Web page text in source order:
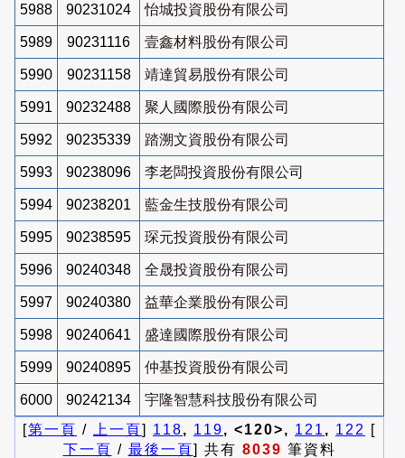
5988 90231024 怡城投資股份有限公司
5989 90231116 壹鑫材料股份有限公司
5990 90231158 靖達貿易股份有限公司
5991 90232488 聚人國際股份有限公司
5992 90235339 踏溯文資股份有限公司
5993 90238096 李老闆投資股份有限公司
5994 90238201 藍金生技股份有限公司
5995 90238595 琛元投資股份有限公司
5996 90240348 全晟投資股份有限公司
5997 90240380 益華企業股份有限公司
5998 90240641 盛達國際股份有限公司
5999 90240895 仲基投資股份有限公司
6000 90242134
宇隆智慧科技股份有限公司
[第一頁 / 上一頁] 118, 119, <120>, 121 , 122
[
下一頁 / 最後一頁] 共有 8039 筆資料